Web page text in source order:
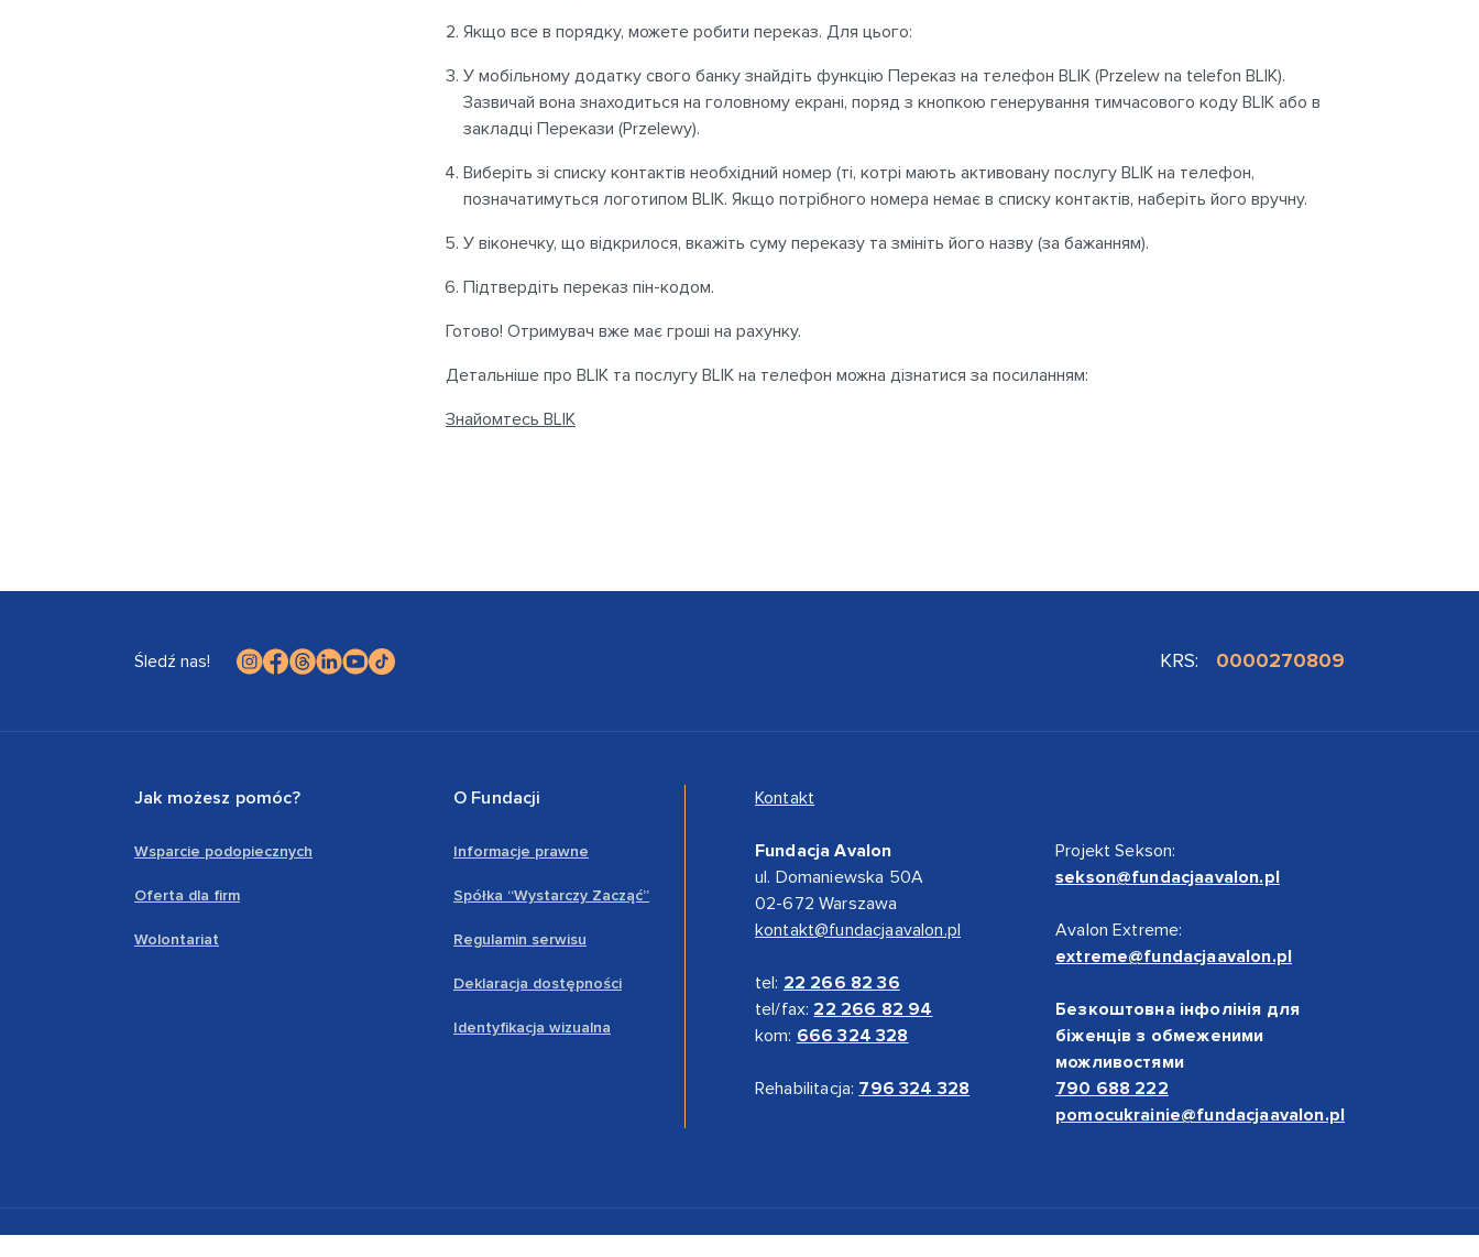
Якщо все в порядку, можете робити переказ. Для цього:
У мобільному додатку свого банку знайдіть функцію Переказ на телефон BLIK (Przelew na telefon BLIK).
Зазвичай вона знаходиться на головному екрані, поряд з кнопкою генерування тимчасового коду BLIK або в
закладці Перекази (Przelewy).
Виберіть зі списку контактів необхідний номер (ті, котрі мають активовану послугу BLIK на телефон,
позначатимуться логотипом BLIK. Якщо потрібного номера немає в списку контактів, наберіть його вручну.
У віконечку, що відкрилося, вкажіть суму переказу та змініть його назву (за бажанням).
Підтвердіть переказ пін-кодом.
Готово! Отримувач вже має гроші на рахунку.
Детальніше про BLIK та послугу BLIK на телефон можна дізнатися за посиланням:
Знайомтесь BLIK
KRS: 0000270809
Śledź nas!
Jak możesz pomóc?
Wsparcie podopiecznych
Oferta dla firm
Wolontariat
O Fundacji
Informacje prawne
Spółka “Wystarczy Zacząć”
Regulamin serwisu
Deklaracja dostępności
Identyfikacja wizualna
Kontakt
Fundacja Avalon
ul. Domaniewska 50A
02-672 Warszawa
kontakt@fundacjaavalon.pl
tel: 22 266 82 36
tel/fax: 22 266 82 94
kom: 666 324 328
Rehabilitacja: 796 324 328
Projekt Sekson:
sekson@fundacjaavalon.pl
Avalon Extreme:
extreme@fundacjaavalon.pl
Безкоштовна інфолінія для
біженців з обмеженими
можливостями
790 688 222
pomocukrainie@fundacjaavalon.pl